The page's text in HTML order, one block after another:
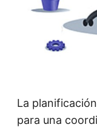
La
para una